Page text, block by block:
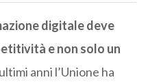
digitale deve
e non solo un
anni l’Unione ha